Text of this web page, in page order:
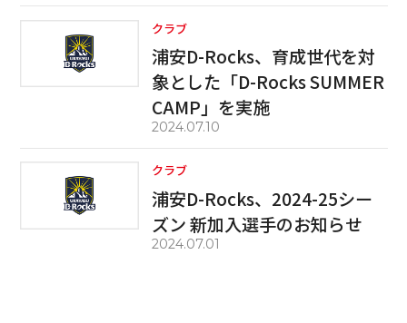
クラブ
浦安D-Rocks、育成世代を対
象とした「D-Rocks SUMMER
CAMP」を実施
2024.07.10
クラブ
浦安D-Rocks、2024-25シー
ズン 新加入選手のお知らせ
2024.07.01